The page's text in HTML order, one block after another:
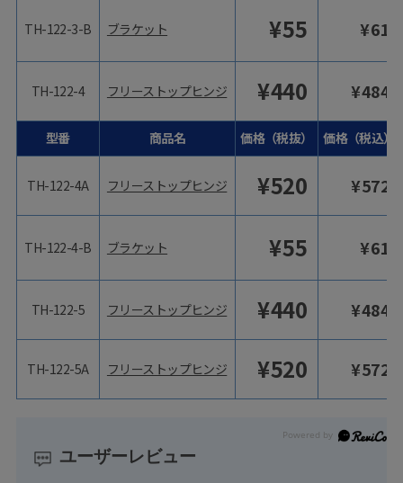
TH-122-3-B
TH-122-4
型番
TH-122-4A
TH-122-4-B
TH-122-5
TH-122-5A
ブラケット ¥55 ¥61
フリーストップヒンジ ¥440 ¥484
商品名 価格（税抜） 価格（税込）
フリーストップヒンジ ¥520 ¥572
ブラケット ¥55 ¥61
フリーストップヒンジ ¥440 ¥484
フリーストップヒンジ ¥520 ¥572
ユーザーレビュー